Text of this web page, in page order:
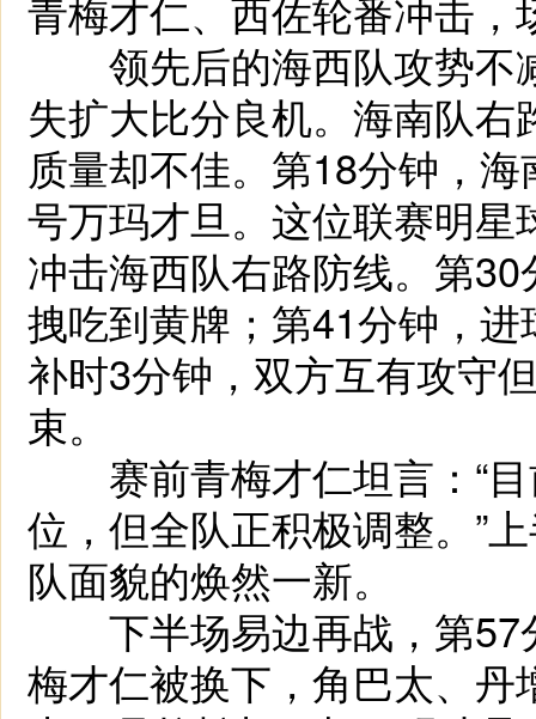
青梅才仁、西佐轮番冲击，
领先后的海西队攻势不
失扩大比分良机。海南队
质量却不佳。第18分钟，
号万玛才旦。这位联赛明
冲击海西队右路防线。第
拽吃到黄牌；第41分钟，
补时3分钟，双方互有攻守
束。
赛前青梅才仁坦言：“目
位，但全队正积极调整。”
队面貌的焕然一新。
下半场易边再战，第57
梅才仁被换下，角巴太、